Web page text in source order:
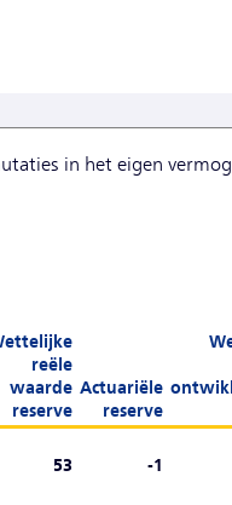
in het eigen
reële
waarde
reserve
Actuariële
reserve
53 -1